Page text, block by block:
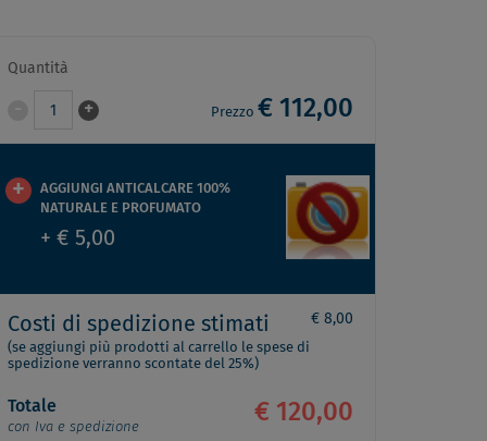
Quantità
1 + Prezzo € 112,00
AGGIUNGI ANTICALCARE 100%
NATURALE E PROFUMATO
+ € 5,00
Costi di spedizione stimati € 8,00
(se aggiungi più prodotti al carrello le spese di
spedizione verranno scontate del 25%)
Totale
con Iva e spedizione
€ 120,00